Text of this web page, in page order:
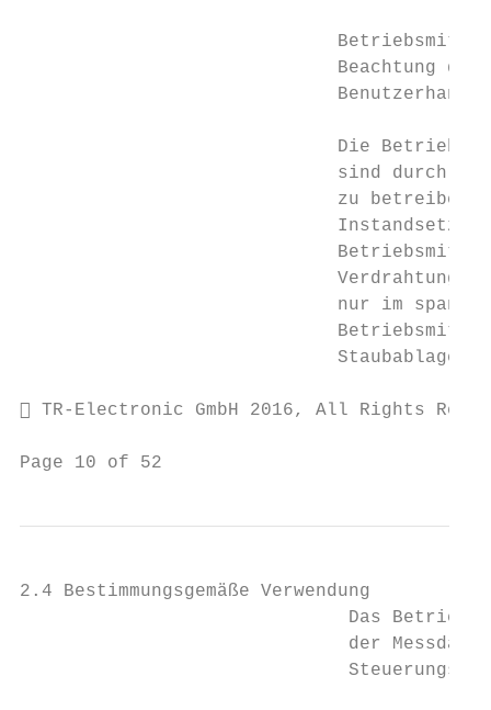
Beachtung
Die
sind durch
zu
nur im
 TR-Electronic GmbH 2016, All
Page 10 of 52
2.4 Bestimmungsgemäße Verwendung
Das
der
Steuerungs-